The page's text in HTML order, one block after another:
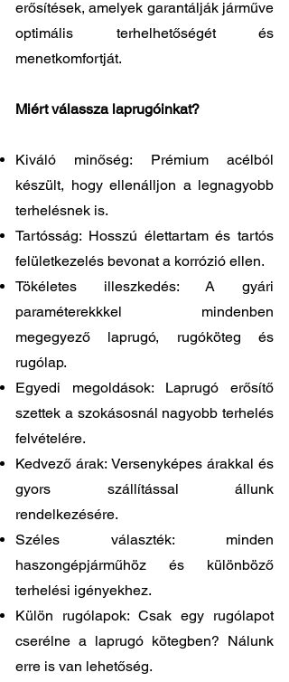
erősítések, amelyek garantálják járműve
optimális terhelhetőségét és
menetkomfortját.
Miért válassza laprugóinkat?
Kiváló minőség: Prémium acélból
készült, hogy ellenálljon a legnagyobb
terhelésnek is.
Tartósság: Hosszú élettartam és tartós
felületkezelés bevonat a korrózió ellen.
Tökéletes illeszkedés: A gyári
paraméterekkkel mindenben
megegyező laprugó, rugóköteg és
rugólap.
Egyedi megoldások: Laprugó erősítő
szettek a szokásosnál nagyobb terhelés
felvételére.
Kedvező árak: Versenyképes árakkal és
gyors szállítással állunk
rendelkezésére.
Széles választék: minden
haszongépjárműhöz és különböző
terhelési igényekhez.
Külön rugólapok: Csak egy rugólapot
cserélne a laprugó kötegben? Nálunk
erre is van lehetőség.